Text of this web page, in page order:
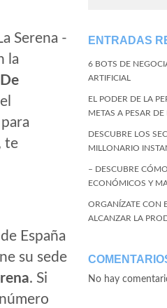
Serena -
la
te
España
su sede
. Si
ENTRADAS
6 BOTS DE
ARTIFICIAL
EL PODER DE LA
METAS A PESAR
DESCUBRE LOS
MILLONARIO
– DESCUBRE
ECONÓMICOS Y
ORGANÍZATE CON
ALCANZAR LA
No hay